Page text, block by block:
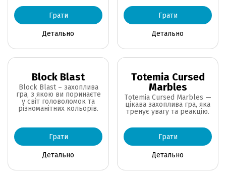
Детально
Грати
Детально
Грати
Block Blast
Block Blast – захоплива
гра, з якою ви поринаєте
у світ головоломок та
різноманітних кольорів.
Детально
Грати
Totemia Cursed
Marbles
Totemia Cursed Marbles —
цікава захоплива гра, яка
тренує увагу та реакцію.
Детально
Грати